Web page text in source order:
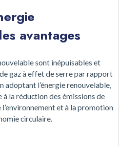
avantages
sont inépuisables et
gaz à effet de serre par rapport
adoptant l’énergie renouvelable,
la réduction des émissions de
et à la promotion
circulaire.